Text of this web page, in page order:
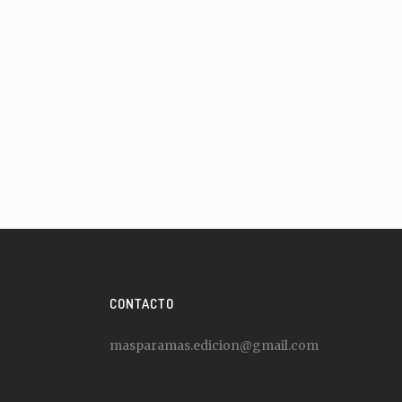
CONTACTO
masparamas.edicion@gmail.com